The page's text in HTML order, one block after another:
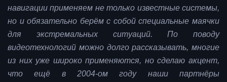
навигации применяем не только известные системы,
но и обязательно берём с собой специальные маячки
для экстремальных ситуаций. По поводу
видеотехнологий можно долго рассказывать, многие
из них уже широко применяются, но сделаю акцент,
что ещё в 2004-ом году наши партнёры